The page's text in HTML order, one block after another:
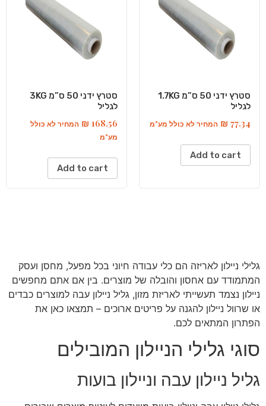
סטרץ ידני 50 ס”מ 1.7KG
לגליל
₪ 77.34 המחיר לא כולל מע"מ
Add to cart
סטרץ ידני 50 ס”מ 3KG
לגליל
₪ 168.56
המחיר לא כולל
מע"מ
Add to cart
גלילי ניילון לאריזה הם כלי עבודה חיוני בכל מפעל, מחסן ועסק
המתמודד עם אחסון והובלה של מוצרים. בין אם אתם מחפשים
ניילון נצמד תעשייתי לאריזת מזון, גליל ניילון עבה למוצרים כבדים
או שרוול ניילון להגנה על פריטים ארוכים – תמצאו כאן את
הפתרון המתאים לכם.
סוגי גלילי הניילון המובילים
גליל ניילון עבה וניילון בועות